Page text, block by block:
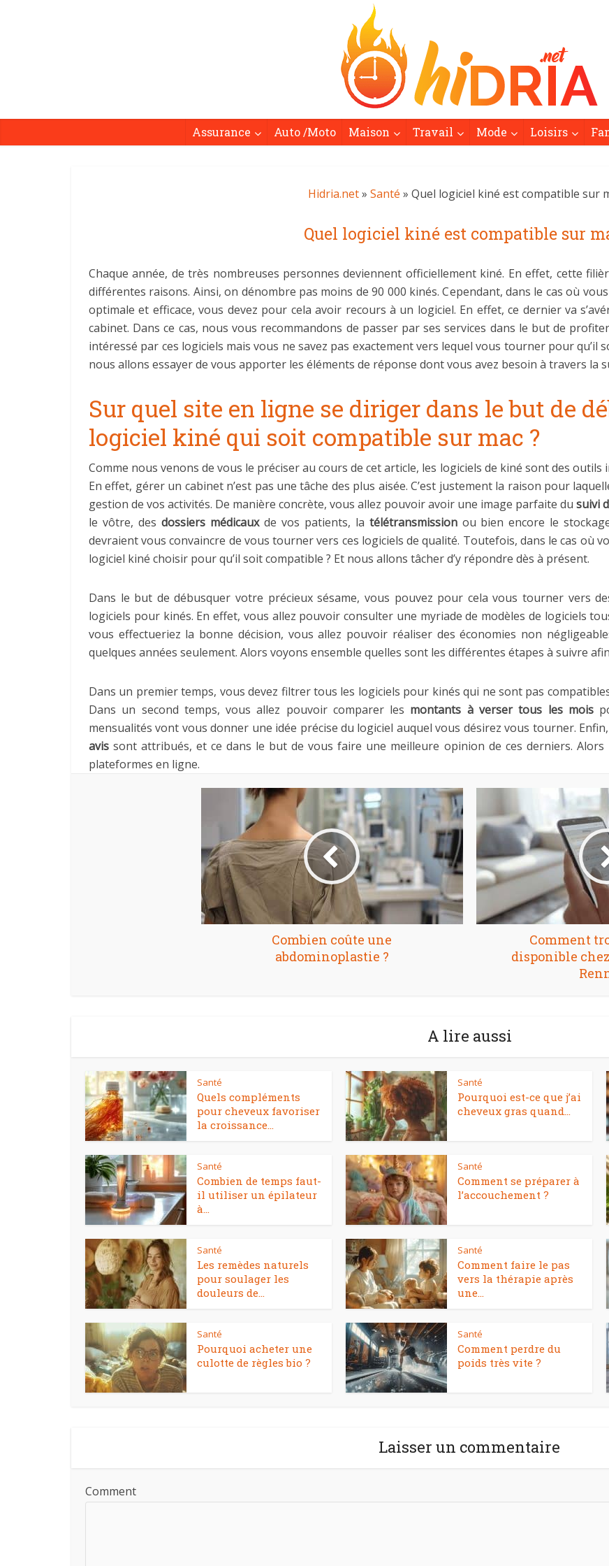
Assurance Auto /Moto Maison Travail Mode Loisirs
Hidria.net» Santé » Quel logiciel kiné est compatible sur
Quel logiciel kiné est compatible sur
Chaque année, de très nombreuses personnes deviennent officiellement kiné. En effet, cette
différentes raisons. Ainsi, on dénombre pas moins de 90 000 kinés. Cependant, dans le cas où
optimale et efficace, vous devez pour cela avoir recours à un logiciel. En effet, ce dernier va
cabinet. Dans ce cas, nous vous recommandons de passer par ses services dans le but de
intéressé par ces logiciels mais vous ne savez pas exactement vers lequel vous tourner pour qu’il
nous allons essayer de vous apporter les éléments de réponse dont vous avez besoin à travers la
Sur quel site en ligne se diriger dans le but de
logiciel kiné qui soit compatible sur mac ?
Comme nous venons de vous le préciser au cours de cet article, les logiciels de kiné sont des
En effet, gérer un cabinet n’est pas une tâche des plus aisée. C’est justement la raison pour
gestion de vos activités. De manière concrète, vous allez pouvoir avoir une image parfaite du suivi
le vôtre, des dossiers médicauxde vos patients, la télétransmission ou bien encore le
devraient vous convaincre de vous tourner vers ces logiciels de qualité. Toutefois, dans le cas où
logiciel kiné choisir pour qu’il soit compatible ? Et nous allons tâcher d’y répondre dès à présent.
Dans le but de débusquer votre précieux sésame, vous pouvez pour cela vous tourner vers
logiciels pour kinés. En effet, vous allez pouvoir consulter une myriade de modèles de logiciels
vous effectueriez la bonne décision, vous allez pouvoir réaliser des économies non
quelques années seulement. Alors voyons ensemble quelles sont les différentes étapes à suivre
Dans un premier temps, vous devez filtrer tous les logiciels pour kinés qui ne sont pas
Dans un second temps, vous allez pouvoir comparer les montants à verser tous les mois
mensualités vont vous donner une idée précise du logiciel auquel vous désirez vous tourner.
avis sont attribués, et ce dans le but de vous faire une meilleure opinion de ces derniers.
plateformes en ligne.
Combien coûte une
abdominoplastie ?
Comment
disponible
A lire aussi
Santé
Quels compléments
pour cheveux favoriser
la croissance...
Santé
Pourquoi est-ce que j’ai
cheveux gras quand...
Santé
Combien de temps faut-
il utiliser un épilateur
à...
Santé
Comment se préparer à
l’accouchement ?
Santé
Les remèdes naturels
pour soulager les
douleurs de...
Santé
Comment faire le pas
vers la thérapie après
une...
Santé
Pourquoi acheter une
culotte de règles bio ?
Santé
Comment perdre du
poids très vite ?
Laisser un commentaire
Comment